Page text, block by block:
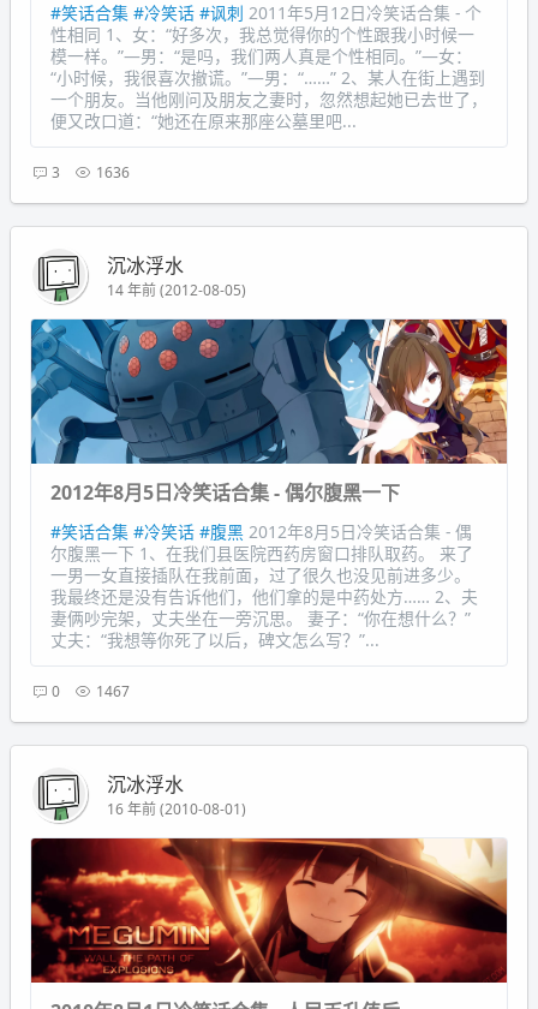
#笑话合集 #冷笑话 #讽刺 2011年5月12日冷笑话合集 - 个
性相同 1、女：“好多次，我总觉得你的个性跟我小时候一
模一样。”—男：“是吗，我们两人真是个性相同。”—女：
“小时候，我很喜次撤谎。”—男：“……” 2、某人在街上遇到
一个朋友。当他刚问及朋友之妻时，忽然想起她已去世了，
便又改口道：“她还在原来那座公墓里吧...
3 1636
沉冰浮水
14 年前 (2012-08-05)
2012年8月5日冷笑话合集 - 偶尔腹黑一下
#笑话合集 #冷笑话 #腹黑 2012年8月5日冷笑话合集 - 偶
尔腹黑一下 1、在我们县医院西药房窗口排队取药。 来了
一男一女直接插队在我前面，过了很久也没见前进多少。
我最终还是没有告诉他们，他们拿的是中药处方…… 2、夫
妻俩吵完架，丈夫坐在一旁沉思。 妻子：“你在想什么？”
丈夫：“我想等你死了以后，碑文怎么写？”...
0 1467
沉冰浮水
16 年前 (2010-08-01)